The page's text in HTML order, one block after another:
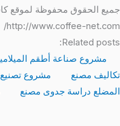
الحقوق محفوظة لموقع
http://www.coffee-
Related
مشروع صناعة أطقم
مصنع
مشروع
دراسة جدوى مصنع